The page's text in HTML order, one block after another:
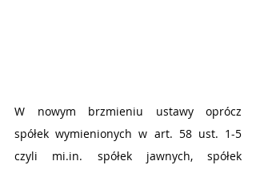
W nowym brzmieniu ustawy oprócz
spółek wymienionych w art. 58 ust. 1-5
czyli mi.in. spółek jawnych, spółek